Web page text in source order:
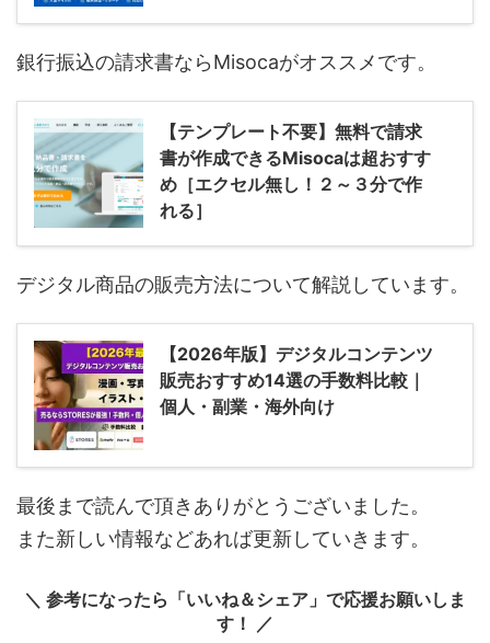
銀行振込の請求書ならMisocaがオススメです。
【テンプレート不要】無料で請求
書が作成できるMisocaは超おすす
め［エクセル無し！２～３分で作
れる］
デジタル商品の販売方法について解説しています。
【2026年版】デジタルコンテンツ
販売おすすめ14選の手数料比較｜
個人・副業・海外向け
最後まで読んで頂きありがとうございました。
また新しい情報などあれば更新していきます。
＼ 参考になったら「いいね＆シェア」で応援お願いしま
す！ ／